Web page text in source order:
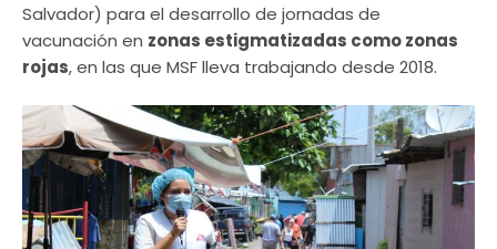
Salvador) para el desarrollo de jornadas de
vacunación en zonas estigmatizadas como zonas
rojas, en las que MSF lleva trabajando desde 2018.